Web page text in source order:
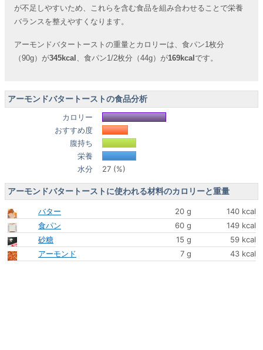
が不足しやすいため、これらを含む食品を組み合わせることで栄養
バランスを整えやすくなります。
アーモンドバタートーストの重量とカロリーは、食パン1枚分
（90g）が345kcal 、食パン1/2枚分（44g）が169kcal です。
アーモンドバタートーストの食品分析
カロリー
おすすめ度
腹持ち
栄養
水分
27 (%)
アーモンドバタートーストに使われる材料のカロリーと重量
バター 20 g
140 kcal
食パン
60 g
149 kcal
砂糖
15 g
59 kcal
アーモンド
7 g 43 kcal